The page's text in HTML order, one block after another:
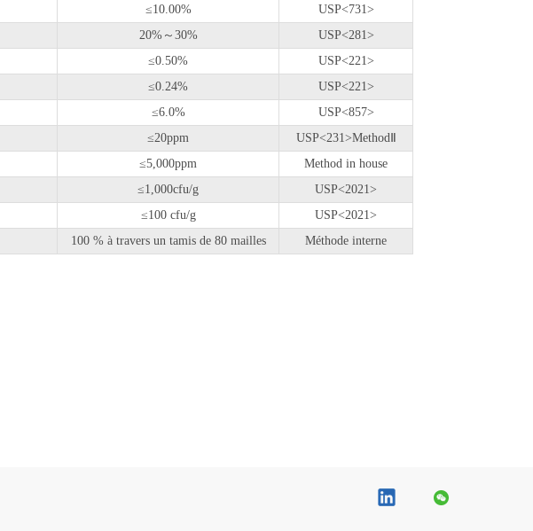
≤10.00%
USP<731>
20%～30%
USP<281>
≤0.50%
USP<221>
≤0.24%
USP<221>
≤6.0%
USP<857>
≤20ppm
USP<231>MethodⅡ
≤5,000ppm
Method in house
≤1,000cfu/g
USP<2021>
≤100 cfu/g
USP<2021>
100 % à travers un tamis de 80 mailles Méthode interne